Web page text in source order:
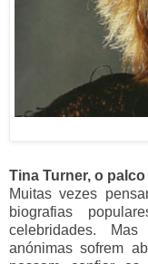
Tina Turner, o
Muitas vezes
biografias
celebridades.
anónimas sofrem